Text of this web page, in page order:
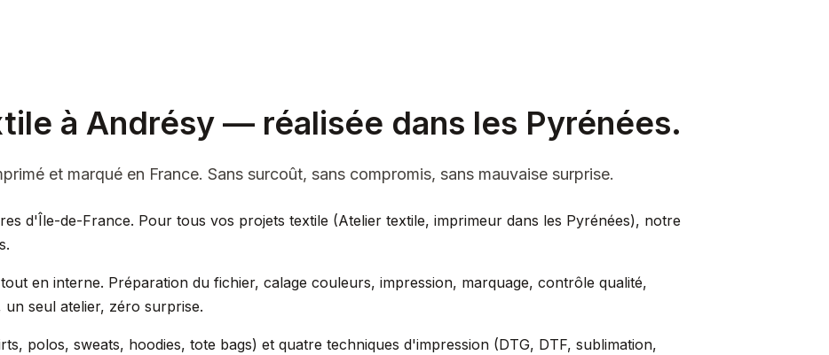
à Andrésy — réalisée dans les Pyrénées.
et marqué en France. Sans surcoût, sans compromis, sans mauvaise surprise.
d'Île-de-France. Pour tous vos projets textile (Atelier textile, imprimeur dans les Pyrénées), notre
en interne. Préparation du fichier, calage couleurs, impression, marquage, contrôle qualité,
seul atelier, zéro surprise.
polos, sweats, hoodies, tote bags) et quatre techniques d'impression (DTG, DTF, sublimation,